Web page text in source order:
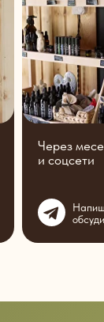
Через
и соцсети